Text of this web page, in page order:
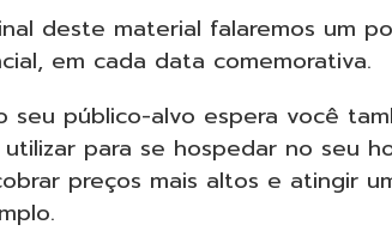
deste material falaremos um
em cada data comemorativa.
público-alvo espera você
para se hospedar no seu
preços mais altos e atingir